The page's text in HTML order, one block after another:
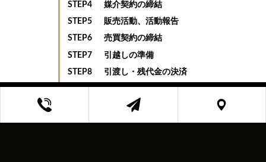
STEP4 媒介契約の締結
STEP5 販売活動、活動報告
STEP6 売買契約の締結
STEP7 引越しの準備
STEP8 引渡し・残代金の決済